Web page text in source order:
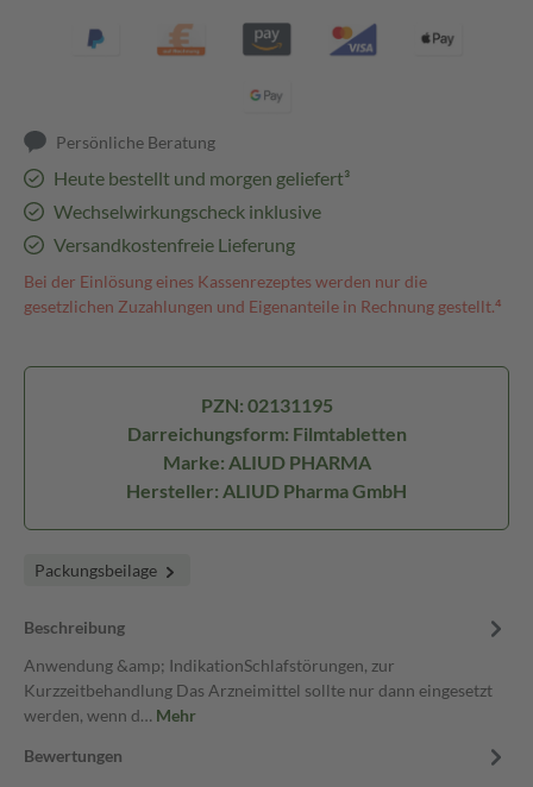
Persönliche Beratung
Heute bestellt und morgen geliefert³
Wechselwirkungscheck inklusive
Versandkostenfreie Lieferung
Bei der Einlösung eines Kassenrezeptes werden nur die
gesetzlichen Zuzahlungen und Eigenanteile in Rechnung gestellt.⁴
PZN: 02131195
Darreichungsform: Filmtabletten
Marke: ALIUD PHARMA
Hersteller: ALIUD Pharma GmbH
Packungsbeilage
Beschreibung
Anwendung &amp; IndikationSchlafstörungen, zur
Kurzzeitbehandlung Das Arzneimittel sollte nur dann eingesetzt
werden, wenn d… Mehr
Bewertungen